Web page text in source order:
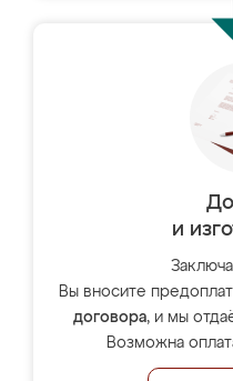
и
Вы вносите
договора, и мы
Возможна